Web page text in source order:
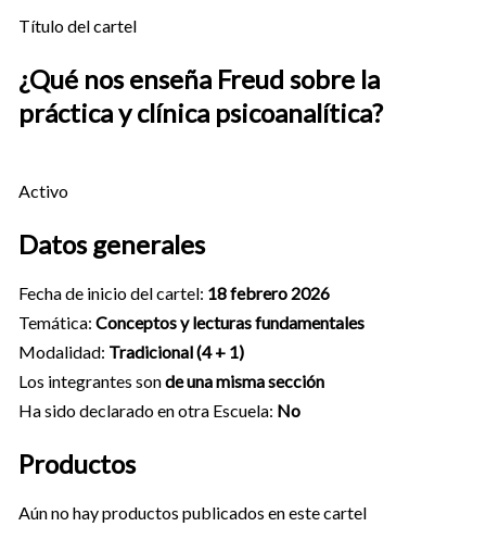
Título del cartel
¿Qué nos enseña Freud sobre la
práctica y clínica psicoanalítica?
Activo
Datos generales
Fecha de inicio del cartel: 18 febrero 2026
Temática: Conceptos y lecturas fundamentales
Modalidad: Tradicional (4 + 1)
Los integrantes sonde una misma sección
Ha sido declarado en otra Escuela: No
Productos
Aún no hay productos publicados en este cartel